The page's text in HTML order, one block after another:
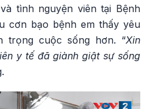
tình nguyện viên tại Bệnh
cơn bạo bệnh em thấy yêu
trọng cuộc sống hơn. “Xin
y tế đã giành giật sự sống